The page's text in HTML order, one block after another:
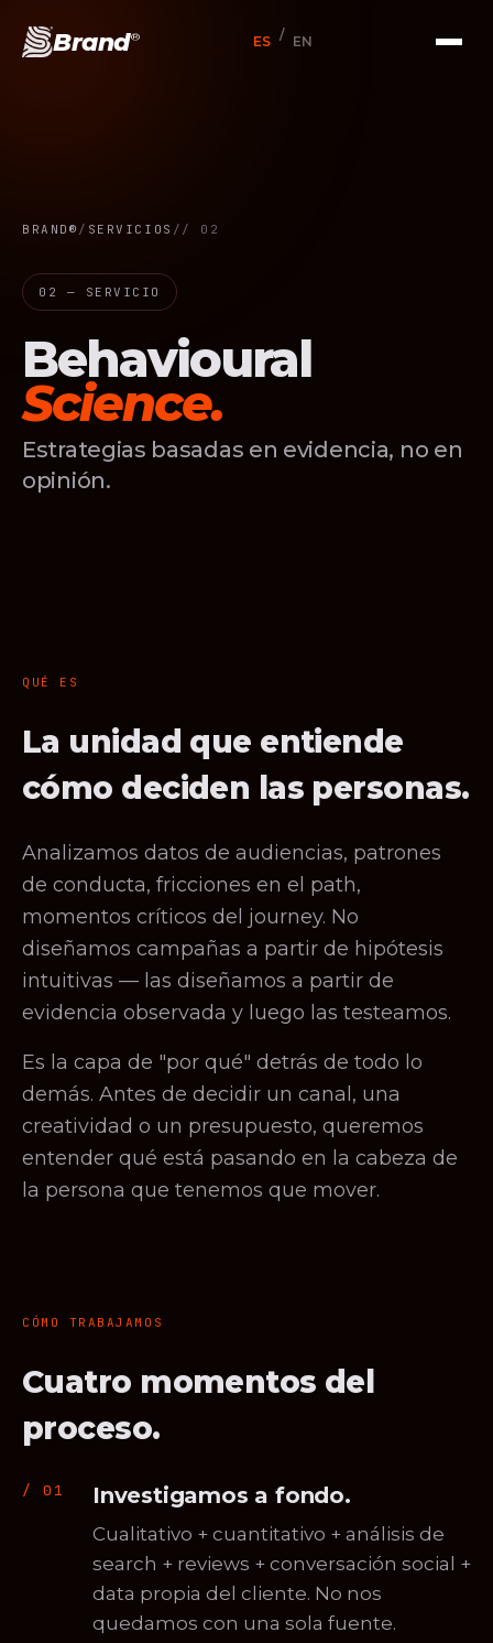
Brand® ES / EN
BRAND® / SERVICIOS / / 02
02 — SERVICIO
Behavioural
Science.
Estrategias basadas en evidencia, no en
opinión.
QUÉ ES
La unidad que entiende
cómo deciden las personas.
Analizamos datos de audiencias, patrones
de conducta, fricciones en el path,
momentos críticos del journey. No
diseñamos campañas a partir de hipótesis
intuitivas — las diseñamos a partir de
evidencia observada y luego las testeamos.
Es la capa de "por qué" detrás de todo lo
demás. Antes de decidir un canal, una
creatividad o un presupuesto, queremos
entender qué está pasando en la cabeza de
la persona que tenemos que mover.
CÓMO TRABAJAMOS
Cuatro momentos del
proceso.
Investigamos a fondo.
Cualitativo + cuantitativo + análisis de
search + reviews + conversación social +
data propia del cliente. No nos
quedamos con una sola fuente.